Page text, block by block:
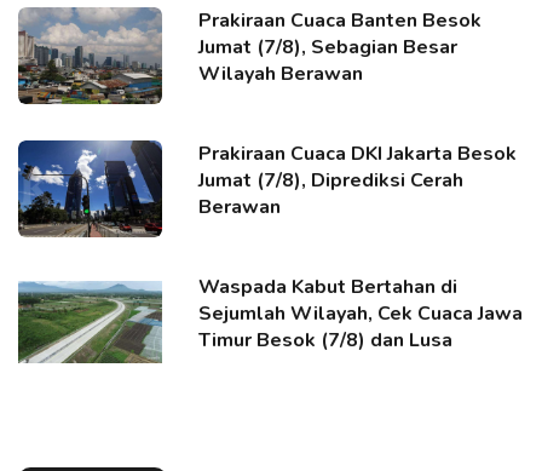
Prakiraan Cuaca Banten Besok
Jumat (7/8), Sebagian Besar
Wilayah Berawan
Prakiraan Cuaca DKI Jakarta Besok
Jumat (7/8), Diprediksi Cerah
Berawan
Waspada Kabut Bertahan di
Sejumlah Wilayah, Cek Cuaca Jawa
Timur Besok (7/8) dan Lusa